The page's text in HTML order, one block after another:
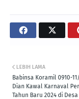
LEBIH LAMA
Babinsa Koramil 0910-
Dian Kawal Karnaval
Tahun Baru 2024 di